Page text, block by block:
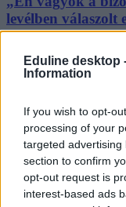
Eduline desktop
Information
If you wish to opt-
processing of your
targeted
section to confirm
opt-out request is
interest-based ads
levélben válaszolt
kijelentéseire
Nyílt levélben reagált
közlekedési miniszter
vasúti mosdók
Közoktatás
Palotás Zsuzsanna